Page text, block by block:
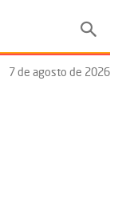
7 de agosto de 2026